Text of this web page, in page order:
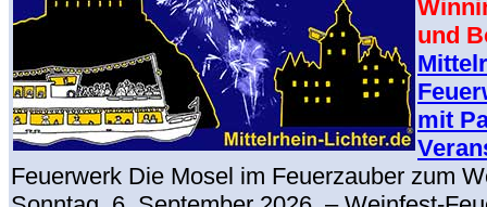
und
mit
Feuerwerk Die Mosel im Feuerzauber zum